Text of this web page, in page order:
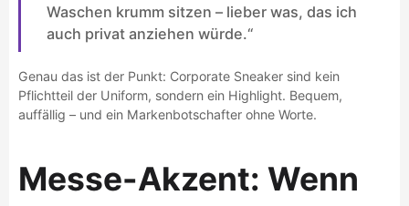
Waschen krumm sitzen – lieber was, das ich
auch privat anziehen würde.“
Genau das ist der Punkt: Corporate Sneaker sind kein
Pflichtteil der Uniform, sondern ein Highlight. Bequem,
auffällig – und ein Markenbotschafter ohne Worte.
Messe-Akzent: Wenn